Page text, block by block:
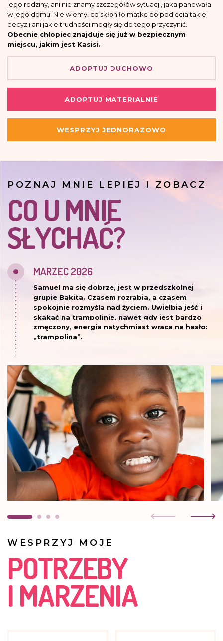
jego rodziny, ani nie znamy szczegółów sytuacji, jaka panowała
w jego domu. Nie wiemy, co skłoniło matkę do podjęcia takiej
decyzji ani jakie trudności mogły się do tego przyczynić.
Obecnie chłopiec znajduje się już w bezpiecznym
miejscu, jakim jest Kasisi.
ADOPTUJ DUCHOWO
ADOPTUJ MATERIALNIE
WESPRZYJ JEDNORAZOWO
POZNAJ MNIE LEPIEJ I ZOBACZ
CO U MNIE
SŁYCHAĆ?
MARZEC 2026
Samuel ma się dobrze, jest w przedszkolnej
grupie Bakita. Czasem rozrabia, a czasem
spokojnie rozmyśla nad życiem. Uwielbia jeść i
skakać na trampolinie, nawet gdy jest bardzo
zmęczony, energia natychmiast wraca na hasło:
„trampolina”.
WESPRZYJ MOJE
POTRZEBY
I MARZENIA